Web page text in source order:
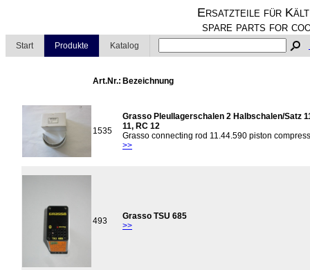
Ersatzteile für
spare parts for
Start Produkte Katalog
Art.Nr.: Bezeichnung
1535
Grasso Pleullagerschalen 2 Halbschalen/Satz
11, RC 12
Grasso connecting rod 11.44.590 piston
>>
493
Grasso TSU 685
>>